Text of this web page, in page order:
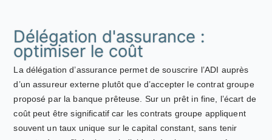
Délégation d'assurance :
optimiser le coût
La délégation d’assurance permet de souscrire l’ADI auprès
d’un assureur externe plutôt que d’accepter le contrat groupe
proposé par la banque prêteuse. Sur un prêt in fine, l’écart de
coût peut être significatif car les contrats groupe appliquent
souvent un taux unique sur le capital constant, sans tenir